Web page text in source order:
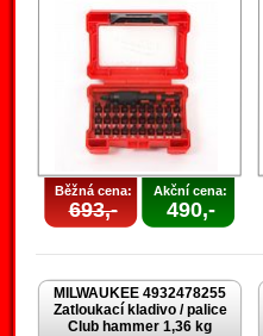
Běžná cena:
693,-
Akční cena:
490,-
MILWAUKEE 4932478255
Zatloukací kladivo / palice
Club hammer 1,36 kg